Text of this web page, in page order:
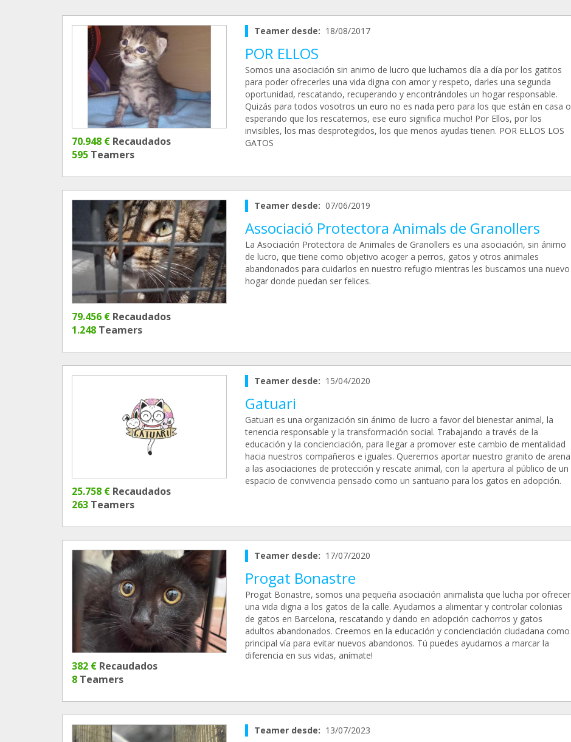
70.948 € Recaudados
595 Teamers
Teamer desde: 18/08/2017
POR ELLOS
Somos una asociación sin animo de lucro que luchamos día a día por los gatitos
para poder ofrecerles una vida digna con amor y respeto, darles una segunda
oportunidad, rescatando, recuperando y encontrándoles un hogar responsable.
Quizás para todos vosotros un euro no es nada pero para los que están en casa o
esperando que los rescatemos, ese euro significa mucho! Por Ellos, por los
invisibles, los mas desprotegidos, los que menos ayudas tienen. POR ELLOS LOS
GATOS
79.456 € Recaudados
1.248 Teamers
Teamer desde: 07/06/2019
Associació Protectora Animals de Granollers
La Asociación Protectora de Animales de Granollers es una asociación, sin ánimo
de lucro, que tiene como objetivo acoger a perros, gatos y otros animales
abandonados para cuidarlos en nuestro refugio mientras les buscamos una nuevo
hogar donde puedan ser felices.
25.758 € Recaudados
263 Teamers
Teamer desde: 15/04/2020
Gatuari
Gatuari es una organización sin ánimo de lucro a favor del bienestar animal, la
tenencia responsable y la transformación social. Trabajando a través de la
educación y la concienciación, para llegar a promover este cambio de mentalidad
hacia nuestros compañeros e iguales. Queremos aportar nuestro granito de arena
a las asociaciones de protección y rescate animal, con la apertura al público de un
espacio de convivencia pensado como un santuario para los gatos en adopción.
382 € Recaudados
8 Teamers
Teamer desde: 17/07/2020
Progat Bonastre
Progat Bonastre, somos una pequeña asociación animalista que lucha por ofrecer
una vida digna a los gatos de la calle. Ayudamos a alimentar y controlar colonias
de gatos en Barcelona, rescatando y dando en adopción cachorros y gatos
adultos abandonados. Creemos en la educación y concienciación ciudadana como
principal vía para evitar nuevos abandonos. Tú puedes ayudarnos a marcar la
diferencia en sus vidas, anímate!
Teamer desde: 13/07/2023